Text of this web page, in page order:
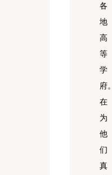
各
地
高
等
学
府。
在
为
他
们
真